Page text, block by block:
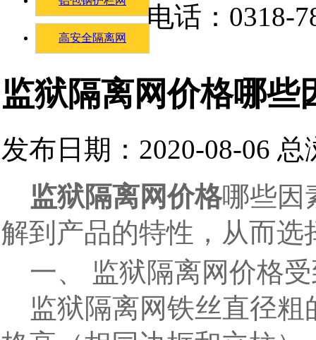
高安全隔离网
监狱隔离网价格哪些
发布日期：2020-08-06 总
监狱隔离网价格哪些因
解到产品的特性，从而
一、 监狱隔离网价格
监狱隔离网铁丝直径粗
电话：0318-